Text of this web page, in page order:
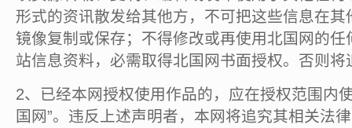
形式的资讯散发给其他方，不可把这些信息在
镜像复制或保存；不得修改或再使用北国网的
站信息资料，必需取得北国网书面授权。否则将
2、已经本网授权使用作品的，应在授权范围内
国网”。违反上述声明者，本网将追究其相关法